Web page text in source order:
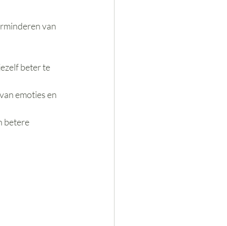
van
beter te
emoties en
betere